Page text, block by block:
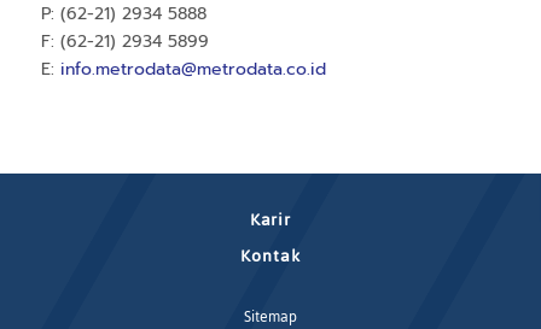
P: (62-21) 2934 5888
F: (62-21) 2934 5899
E: info.metrodata@metrodata.co.id
Karir
Kontak
Sitemap